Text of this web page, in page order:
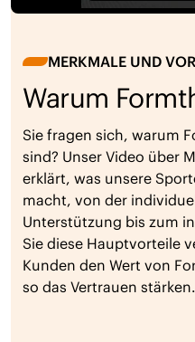
MERKMALE UND
Warum
Sie fragen sich, warum
sind? Unser Video über
erklärt, was unsere
macht, von der
Unterstützung bis zum
Sie diese Hauptvorteile
Kunden den Wert von
so das Vertrauen stärken.